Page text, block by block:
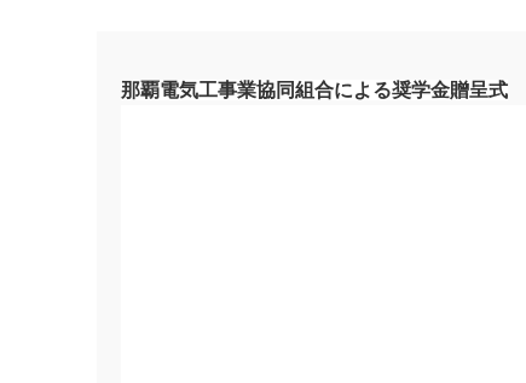
那覇電気工事業協同組合による奨学金贈呈式